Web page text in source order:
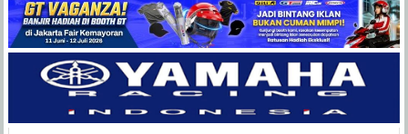
Balap
Paling
Lengkap